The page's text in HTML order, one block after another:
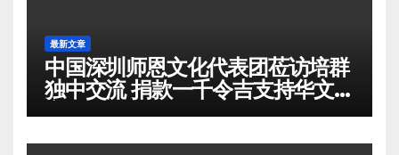
最新文章
中国深圳师恩文化代表团莅访培群
独中交流 捐款一千令吉支持华文教
育